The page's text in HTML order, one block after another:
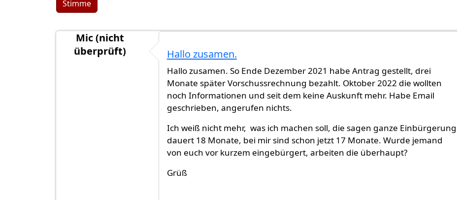
Stimme
Mic (nicht
überprüft)
Hallo zusamen.
Hallo zusamen. So Ende Dezember 2021 habe Antrag gestellt, drei
Monate später Vorschussrechnung bezahlt. Oktober 2022 die wollten
noch Informationen und seit dem keine Auskunft mehr. Habe Email
geschrieben, angerufen nichts.
Ich weiß nicht mehr, was ich machen soll, die sagen ganze Einbürgerung
dauert 18 Monate, bei mir sind schon jetzt 17 Monate. Wurde jemand
von euch vor kurzem eingebürgert, arbeiten die überhaupt?
Grüß